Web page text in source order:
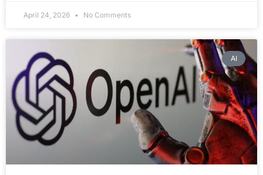
April 24, 2026 No Comments
AI